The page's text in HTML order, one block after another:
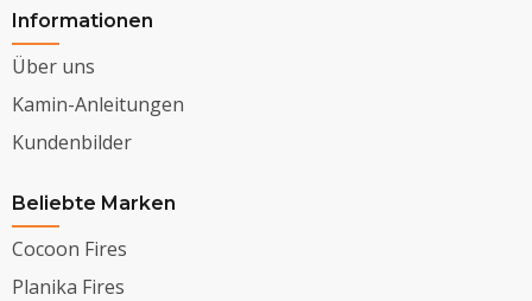
Informationen
Über uns
Kamin-Anleitungen
Kundenbilder
Beliebte Marken
Cocoon Fires
Planika Fires